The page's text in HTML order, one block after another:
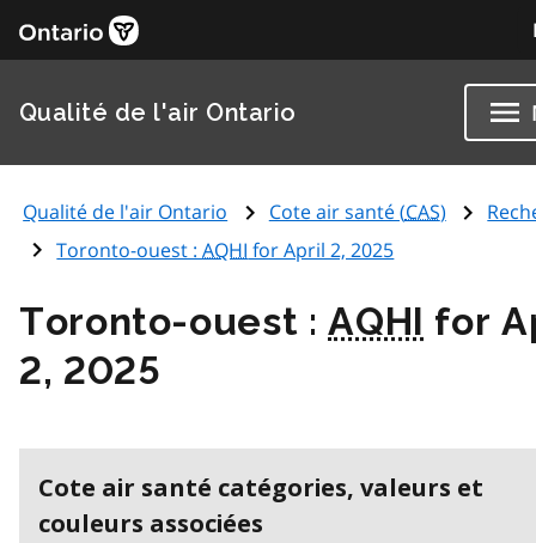
Qualité de l'air Ontario
Qualité de l'air Ontario Cote air santé (CAS)
Toronto-ouest :AQHI for April 2, 2025
Toronto-ouest :AQHI for
2, 2025
Cote air santé catégories, valeurs et
couleurs associées